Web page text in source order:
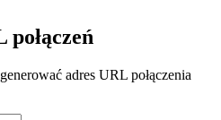
adres URL połączenia